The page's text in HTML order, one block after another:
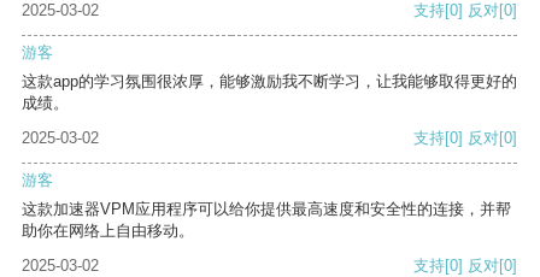
2025-03-02 支持[0] 反对[0]
游客
这款app的学习氛围很浓厚，能够激励我不断学习，让我能够取得更好的
成绩。
2025-03-02
支持[0] 反对[0]
游客
这款加速器VPM应用程序可以给你提供最高速度和安全性的连接，并帮
助你在网络上自由移动。
2025-03-02
支持[0] 反对[0]